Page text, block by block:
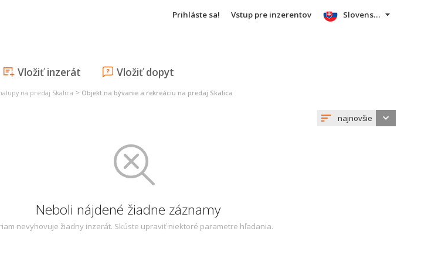
Prihláste sa! Vstup pre inzerentov
Vložiť inzerát Vložiť dopyt
Slovensky
na predaj Skalica > Objekt na bývanie a rekreáciu na predaj Skalica
najnovšie
Neboli nájdené žiadne záznamy
nevyhovuje žiadny inzerát. Skúste upraviť niektoré parametre hľadania.